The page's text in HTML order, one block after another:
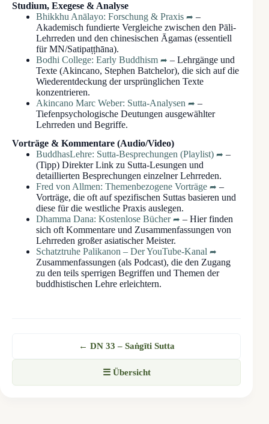
Studium, Exegese & Analyse
Bhikkhu Anālayo: Forschung & Praxis
–
Akademisch fundierte Vergleiche zwischen den Pāli-
Lehrreden und den chinesischen Āgamas (essentiell
für MN/Satipaṭṭhāna).
Bodhi College: Early Buddhism
– Lehrgänge und
Texte (Akincano, Stephen Batchelor), die sich auf die
Wiederentdeckung der ursprünglichen Texte
konzentrieren.
Akincano Marc Weber: Sutta-Analysen
–
Tiefenpsychologische Deutungen ausgewählter
Lehrreden und Begriffe.
Vorträge & Kommentare (Audio/Video)
BuddhasLehre: Sutta-Besprechungen (Playlist)
–
(Tipp) Direkter Link zu Sutta-Lesungen und
detaillierten Besprechungen einzelner Lehrreden.
Fred von Allmen: Themenbezogene Vorträge
–
Vorträge, die oft auf spezifischen Suttas basieren und
diese für die westliche Praxis auslegen.
Dhamma Dana: Kostenlose Bücher
– Hier finden
sich oft Kommentare und Zusammenfassungen von
Lehrreden großer asiatischer Meister.
Schatztruhe Palikanon – Der YouTube-Kanal
Zusammenfassungen (als Podcast), die den Zugang
zu den teils sperrigen Begriffen und Themen der
buddhistischen Lehre erleichtern.
← DN 33 – Saṅgīti Sutta
☰ Übersicht